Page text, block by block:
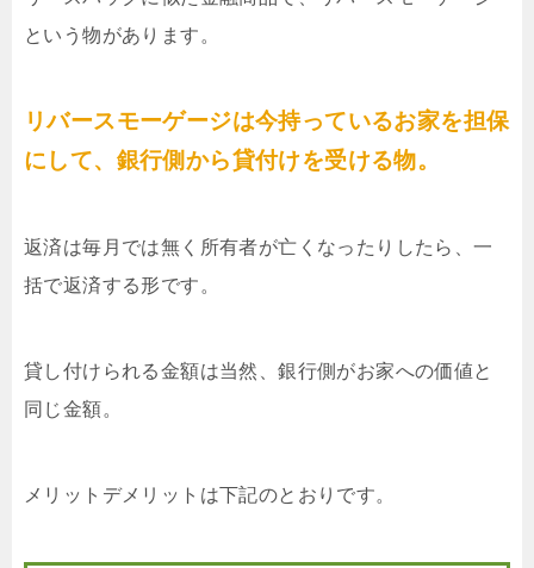
という物があります。
リバースモーゲージは今持っているお家を担保
にして、銀行側から貸付けを受ける物。
返済は毎月では無く所有者が亡くなったりしたら、一
括で返済する形です。
貸し付けられる金額は当然、銀行側がお家への価値と
同じ金額。
メリットデメリットは下記のとおりです。